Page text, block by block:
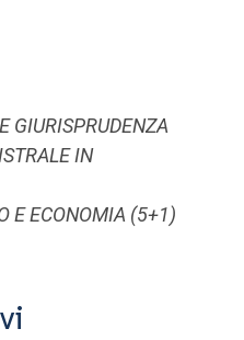
GIURISPRUDENZA
IN
E ECONOMIA (5+1)